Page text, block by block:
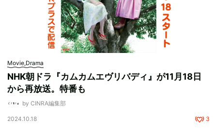
Movie,Drama
NHK朝ドラ『カムカムエヴリバディ』が11月18日
から再放送。特番も
by CINRA編集部
2024.10.18 3